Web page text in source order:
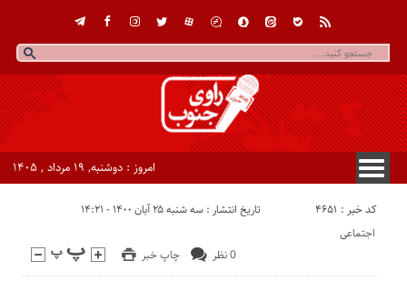
امروز : دوشنبه, ۱۹ مرداد , ۱۴۰۵
کد خبر : 4651 تاریخ انتشار : سه شنبه ۲۵ آبان ۱۴۰۰ - ۱۴:۲۱
چاپ خبر 0 نظر
اجتماعی